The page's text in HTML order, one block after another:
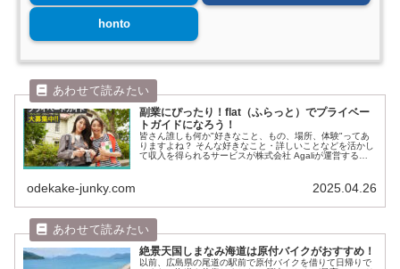
honto
副業にぴったり！flat（ふらっと）でプライベー
トガイドになろう！
皆さん誰しも何か"好きなこと、もの、場所、体験"ってあ
りますよね？ そんな好きなこと・詳しいことなどを活かし
て収入を得られるサービスが株式会社 Agaliが運営するマ
odekake-junky.com 2025.04.26
絶景天国しまなみ海道は原付バイクがおすすめ！
以前、広島県の尾道の駅前で原付バイクを借りて日帰りで